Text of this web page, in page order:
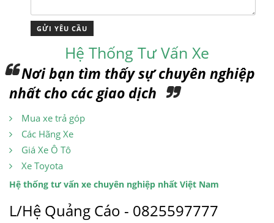
Hệ Thống Tư Vấn Xe
Nơi bạn tìm thấy sự chuyên nghiệp
nhất cho các giao dịch
Mua xe trả góp
Các Hãng Xe
Giá Xe Ô Tô
Xe Toyota
Hệ thống tư vấn xe chuyên nghiệp nhất Việt Nam
L/Hệ Quảng Cáo - 0825597777